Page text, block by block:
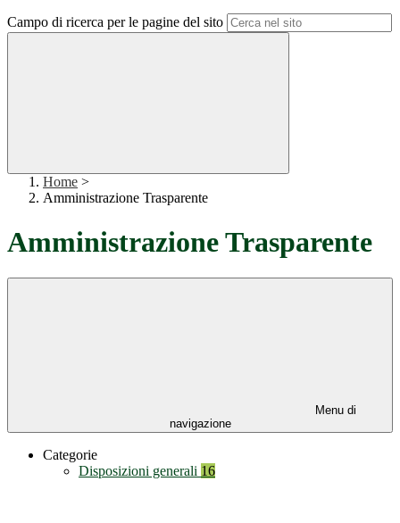
Campo di ricerca per le pagine del sito
Home >
Amministrazione Trasparente
Amministrazione Trasparente
Menu di
navigazione
Categorie
Disposizioni generali 16